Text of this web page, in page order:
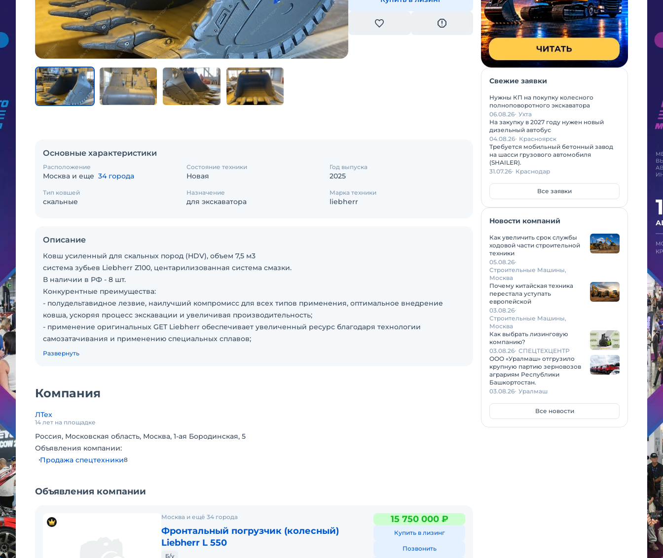
Основные характеристики
Расположение
Москва и еще 34 города
Состояние техники
Новая
Год выпуска
2025
Тип ковшей
скальные
Назначение
для экскаватора
Марка техники
liebherr
Описание
Ковш усиленный для скальных пород (HDV), объем 7,5 м3
система зубьев Liebherr Z100, центарилизованная система смазки.
В наличии в РФ - 8 шт.
Конкурентные преимущества:
- полудельтавидное лезвие, наилучший компромисс для всех типов применения, оптимальное внедрение
ковша, ускоряя процесс экскавации и увеличивая производительность;
- применение оригинальных GET Liebherr обеспечивает увеличенный ресурс благодаря технологии
самозатачивания и применению специальных сплавов;
- усовершенствованная защита смазочной системы;
Развернуть
Компания
ЛТех
14 лет на площадке
Россия, Московская область, Москва, 1-ая Бородинская, 5
Объявления компании:
Продажа спецтехники8
Объявления компании
Москва и ещё 34 города
Фронтальный погрузчик (колесный)
Liebherr L 550
Б/у
15 750 000 ₽
Купить в лизинг
Позвонить
Свежие заявки
Нужны КП на покупку колесного
полноповоротного экскаватора
06.08.26 Ухта
На закупку в 2027 году нужен новый
дизельный автобус
04.08.26 Красноярск
Требуется мобильный бетонный завод
на шасси грузового автомобиля
(SHAILER).
31.07.26 Краснодар
Все заявки
Новости компаний
Как увеличить срок службы
ходовой части строительной
техники
05.08.26
Строительные Машины,
Москва
Почему китайская техника
перестала уступать
европейской
03.08.26
Строительные Машины,
Москва
Как выбрать лизинговую
компанию?
03.08.26 СПЕЦТЕХЦЕНТР
ООО «Уралмаш» отгрузило
крупную партию зерновозов
аграриям Республики
Башкортостан.
03.08.26 Уралмаш
Все новости